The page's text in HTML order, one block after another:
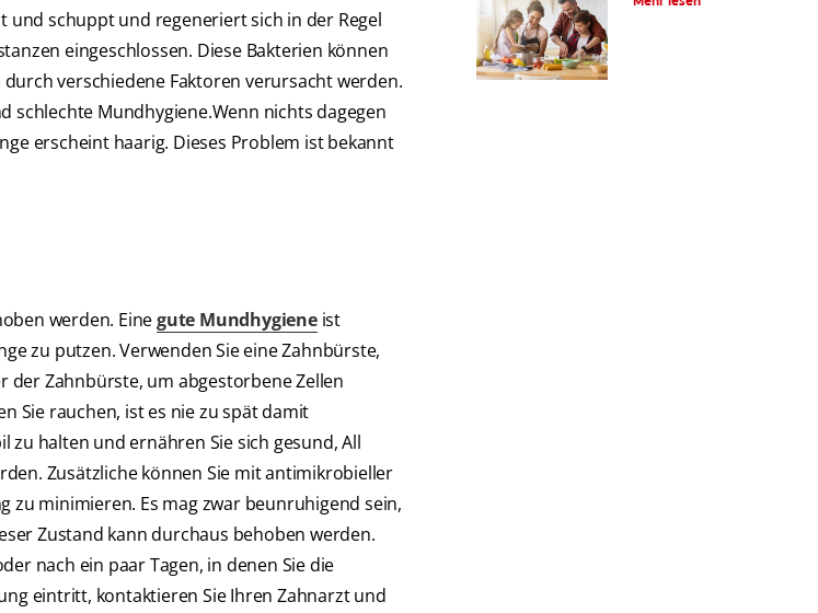
und schuppt und regeneriert sich in der Regel
eingeschlossen. Diese Bakterien können
verschiedene Faktoren verursacht werden.
schlechte Mundhygiene.Wenn nichts dagegen
erscheint haarig. Dieses Problem ist bekannt
werden. Einegute Mundhygieneist
zu putzen. Verwenden Sie eine Zahnbürste,
der Zahnbürste, um abgestorbene Zellen
Sie rauchen, ist es nie zu spät damit
zu halten und ernähren Sie sich gesund, All
Zusätzliche können Sie mit antimikrobieller
zu minimieren. Es mag zwar beunruhigend sein,
Zustand kann durchaus behoben werden.
nach ein paar Tagen, in denen Sie die
eintritt, kontaktieren Sie Ihren Zahnarzt und